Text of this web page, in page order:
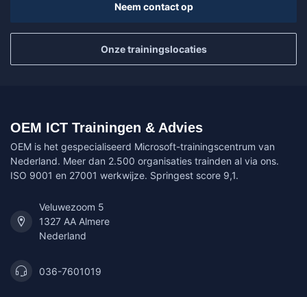
Neem contact op
Onze trainingslocaties
OEM ICT Trainingen & Advies
OEM is het gespecialiseerd Microsoft-trainingscentrum van
Nederland. Meer dan 2.500 organisaties trainden al via ons.
ISO 9001 en 27001 werkwijze. Springest score 9,1.
Veluwezoom 5
1327 AA Almere
Nederland
036-7601019